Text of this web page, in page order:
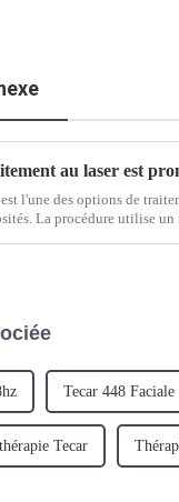
au laser est
l'une des options de
La procédure utilise un
Tecar 448 Faciale
Tecar